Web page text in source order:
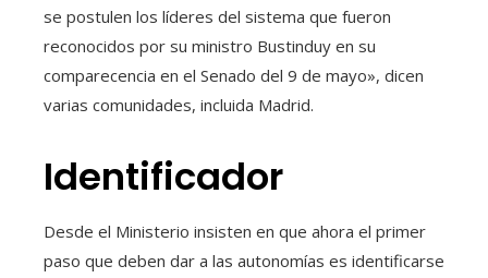
se postulen los líderes del sistema que fueron
reconocidos por su ministro Bustinduy en su
comparecencia en el Senado del 9 de mayo», dicen
varias comunidades, incluida Madrid.
Identificador
Desde el Ministerio insisten en que ahora el primer
paso que deben dar a las autonomías es identificarse